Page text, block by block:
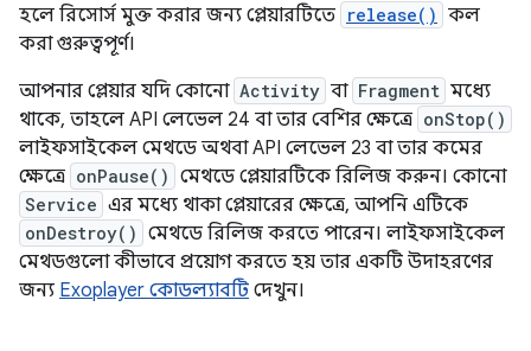
হলে রিসোর্স মুক্ত করার জন্য প্লেয়ারটিতে release() কল
করা গুরুত্বপূর্ণ।
আপনার প্লেয়ার যদি কোনো Activity বা Fragment মধ্যে
থাকে, তাহলে API লেভেল 24 বা তার বেশির ক্ষেত্রে onStop()
লাইফসাইকেল মেথডে অথবা API লেভেল 23 বা তার কমের
ক্ষেত্রে onPause() মেথডে প্লেয়ারটিকে রিলিজ করুন। কোনো
Service এর মধ্যে থাকা প্লেয়ারের ক্ষেত্রে, আপনি এটিকে
onDestroy() মেথডে রিলিজ করতে পারেন। লাইফসাইকেল
মেথডগুলো কীভাবে প্রয়োগ করতে হয় তার একটি উদাহরণের
জন্য Exoplayer কোডল্যাবটি দেখুন।